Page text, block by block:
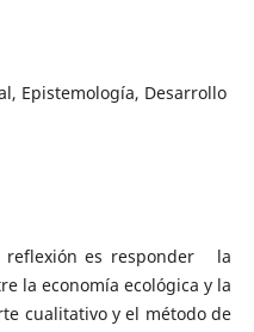
Epistemología, Desarrollo
reflexión es responder la
la economía ecológica y la
cualitativo y el método de